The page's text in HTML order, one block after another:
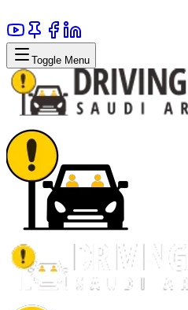
Toggle Menu